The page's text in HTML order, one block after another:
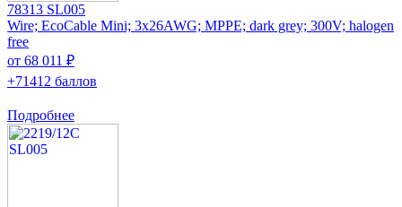
78313 SL005
Wire; EcoCable Mini; 3x26AWG; MPPE; dark grey; 300V; halogen
free
от 68 011 ₽
+71412 баллов
Подробнее